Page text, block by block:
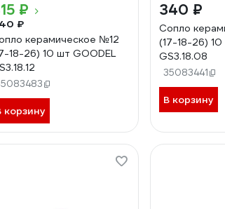
₽
₽
керамическое №12
18-26) 10 шт GOODEL
корзину
340 ₽
Сопло
(17-18-26)
GS3.18.08
35083441
В корзину